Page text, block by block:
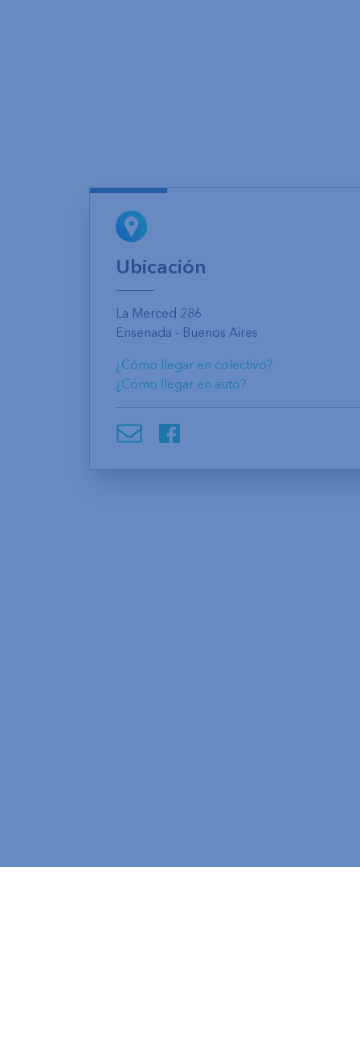
Ubicación
La Merced 286
Ensenada - Buenos Aires
¿Cómo llegar en colectivo?
¿Cómo llegar en auto?